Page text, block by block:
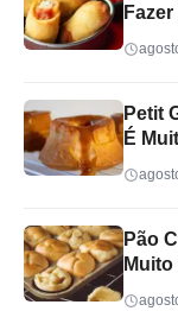
Petit
É
Pão